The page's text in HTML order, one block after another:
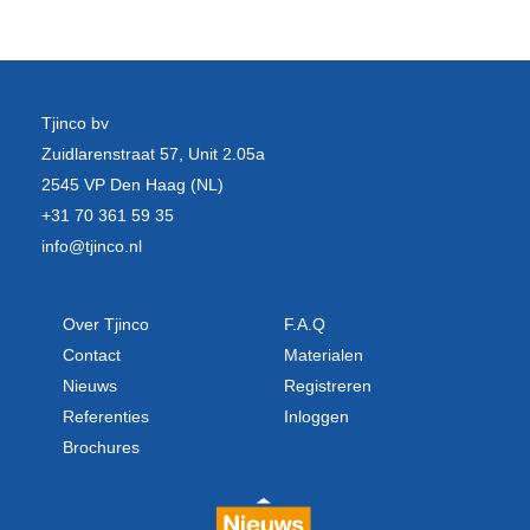
Tjinco bv
Zuidlarenstraat 57, Unit 2.05a
2545 VP Den Haag (NL)
+31 70 361 59 35
info@tjinco.nl
Over Tjinco
Contact
Nieuws
Referenties
Brochures
F.A.Q
Materialen
Registreren
Inloggen